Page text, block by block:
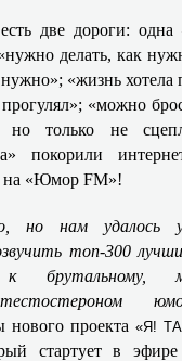
две дороги: одна
делать, как
«жизнь хотела
«можно
но только не
покорили
на «Юмор FM»!
но нам удалось
топ-300
к брутальному,
нового проекта«Я!
стартует в эфире